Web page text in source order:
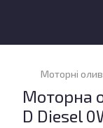
Моторні
Моторна
D Diesel